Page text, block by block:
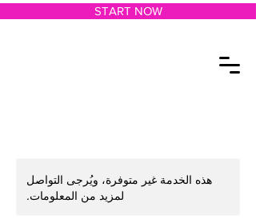
START NOW
هذه الخدمة غير متوفرة، ويُرجى التواصل
لمزيد من المعلومات.